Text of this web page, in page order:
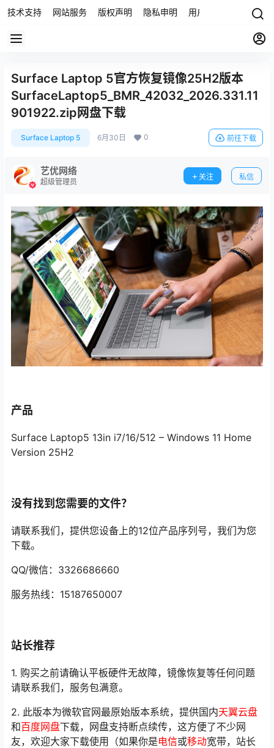
技术支持 网站服务 版权声明 隐私申明 用户协议 联系我们
Surface Laptop 5官方恢复镜像25H2版本
SurfaceLaptop5_BMR_42032_2026.331.11
901922.zip网盘下载
Surface Laptop 5 6月30日 0 前往下载
艺优网络
超级管理员
关注 私信
产品
Surface Laptop5 13in i7/16/512 – Windows 11 Home
Version 25H2
没有找到您需要的文件？
请联系我们，提供您设备上的12位产品序列号，我们为您
下载。
QQ/微信：3326686660
服务热线：15187650007
站长推荐
1. 购买之前请确认平板硬件无故障，镜像恢复等任何问题
请联系我们，服务包满意。
2. 此版本为微软官网最原始版本系统，提供国内天翼云盘
和百度网盘下载，网盘支持断点续传，这方便了不少网
友，欢迎大家下载使用（如果你是电信或移动宽带，站长